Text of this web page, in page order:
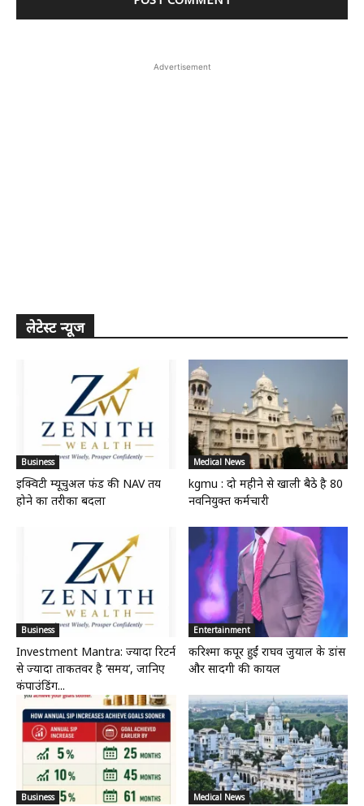
Advertisement
लेटेस्ट न्यूज
Business
इक्विटी म्यूचुअल फंड की NAV तय
होने का तरीका बदला
Medical News
kgmu : दो महीने से खाली बैठे है 80
नवनियुक्त कर्मचारी
Business
Investment Mantra: ज्यादा रिटर्न
से ज्यादा ताकतवर है ‘समय’, जानिए
कंपाउंडिंग...
Entertainment
करिश्मा कपूर हुईं राघव जुयाल के डांस
और सादगी की कायल
Business Medical News